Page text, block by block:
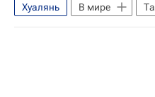
Хуалянь В мире